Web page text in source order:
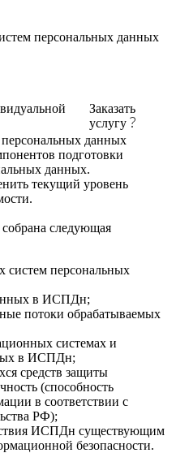
персональных данных
Заказать
услугу
данных
подготовки
данных.
текущий уровень
следующая
систем персональных
в ИСПДн;
потоки обрабатываемых
системах и
в ИСПДн;
средств защиты
(способность
в соответствии с
РФ);
ИСПДн существующим
безопасности.